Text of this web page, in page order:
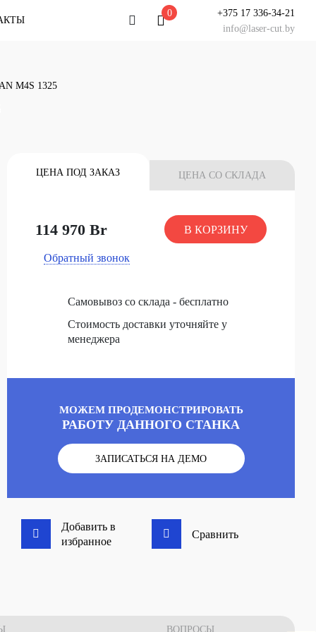
У Вас есть вопрос?
НАЧАТЬ ЧАТ
0
+375 17 336-34-21
info@laser-cut.by
M4S 1325
ЦЕНА ПОД ЗАКАЗ ЦЕНА СО СКЛАДА
114 970 Br В КОРЗИНУ
Обратный звонок
Самовывоз со склада - бесплатно
Стоимость доставки уточняйте у
менеджера
МОЖЕМ ПРОДЕМОНСТРИРОВАТЬ
РАБОТУ ДАННОГО СТАНКА
ЗАПИСАТЬСЯ НА ДЕМО
Добавить в
избранное
Сравнить
ВОПРОСЫ